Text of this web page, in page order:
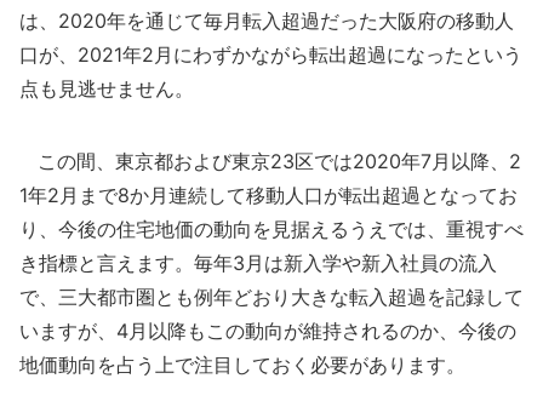
は、2020年を通じて毎月転入超過だった大阪府の移動人
口が、2021年2月にわずかながら転出超過になったという
点も見逃せません。
この間、東京都および東京23区では2020年7月以降、2
1年2月まで8か月連続して移動人口が転出超過となってお
り、今後の住宅地価の動向を見据えるうえでは、重視すべ
き指標と言えます。毎年3月は新入学や新入社員の流入
で、三大都市圏とも例年どおり大きな転入超過を記録して
いますが、4月以降もこの動向が維持されるのか、今後の
地価動向を占う上で注目しておく必要があります。